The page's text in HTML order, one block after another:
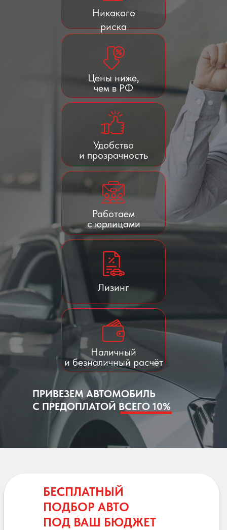
Никакого
риска
Цены ниже,
чем в РФ
Удобство
и прозрачность
Работаем
с юрлицами
Лизинг
Наличный
и безналичный расчёт
ПРИВЕЗЕМ АВТОМОБИЛЬ
С ПРЕДОПЛАТОЙ ВСЕГО 10%
БЕСПЛАТНЫЙ
ПОДБОР АВТО
ПОД ВАШ БЮДЖЕТ